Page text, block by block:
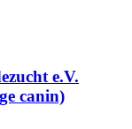
e.V.
canin)